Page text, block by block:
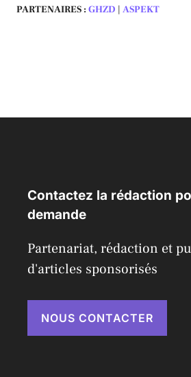
PARTENAIRES : GHZD | ASPEKT
Contactez la rédaction
demande
Partenariat, rédaction et
d'articles sponsorisés
NOUS CONTACTER